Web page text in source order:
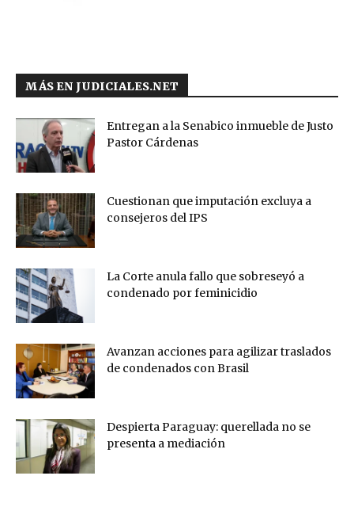
MÁS EN JUDICIALES.NET
Entregan a la Senabico inmueble de Justo
Pastor Cárdenas
Cuestionan que imputación excluya a
consejeros del IPS
La Corte anula fallo que sobreseyó a
condenado por feminicidio
Avanzan acciones para agilizar traslados
de condenados con Brasil
Despierta Paraguay: querellada no se
presenta a mediación